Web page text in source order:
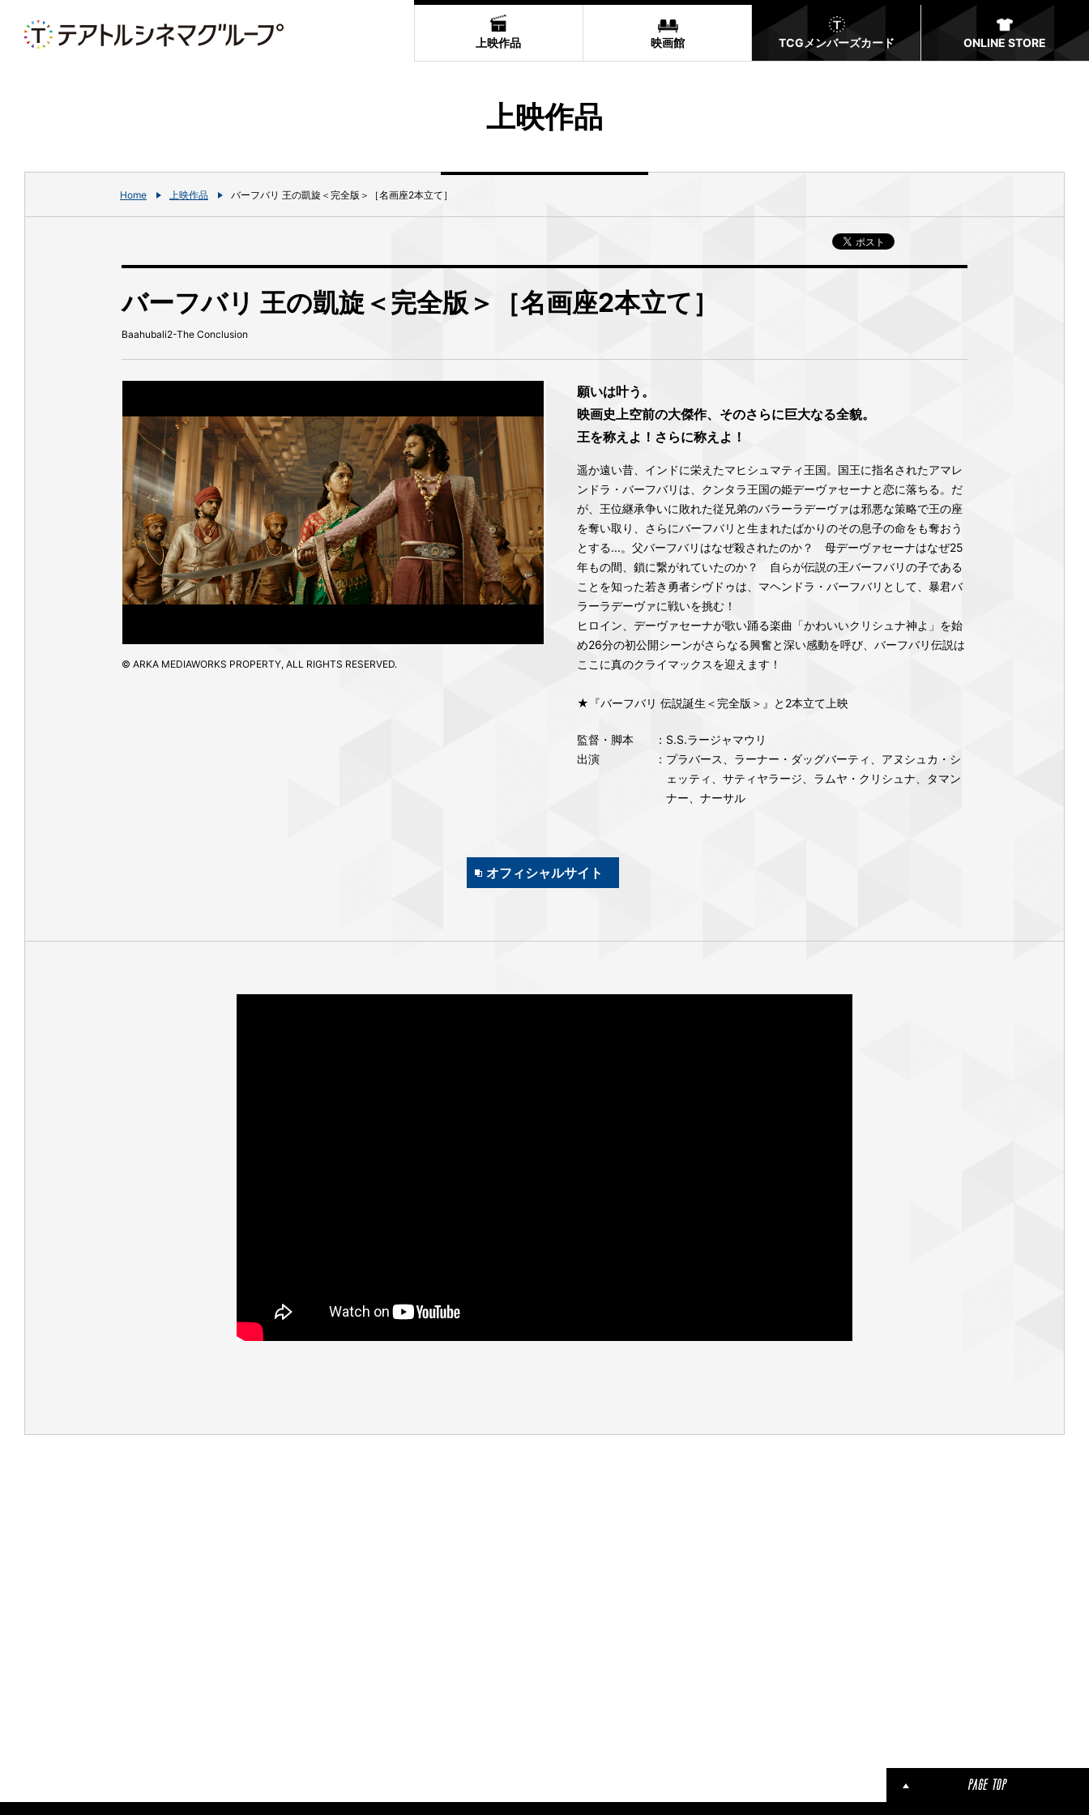
上映作品 映画館 TCGメンバーズカード ONLINE STORE
上映作品
Home 上映作品 バーフバリ 王の凱旋＜完全版＞［名画座2本立て］
バーフバリ 王の凱旋＜完全版＞［名画座2本立て］
Baahubali2-The Conclusion
© ARKA MEDIAWORKS PROPERTY, ALL RIGHTS RESERVED.
願いは叶う。
映画史上空前の大傑作、そのさらに巨大なる全貌。
王を称えよ！さらに称えよ！
遥か遠い昔、インドに栄えたマヒシュマティ王国。国王に指名されたアマレ
ンドラ・バーフバリは、クンタラ王国の姫デーヴァセーナと恋に落ちる。だ
が、王位継承争いに敗れた従兄弟のバラーラデーヴァは邪悪な策略で王の座
を奪い取り、さらにバーフバリと生まれたばかりのその息子の命をも奪おう
とする...。父バーフバリはなぜ殺されたのか？ 母デーヴァセーナはなぜ25
年もの間、鎖に繋がれていたのか？ 自らが伝説の王バーフバリの子である
ことを知った若き勇者シヴドゥは、マヘンドラ・バーフバリとして、暴君バ
ラーラデーヴァに戦いを挑む！
ヒロイン、デーヴァセーナが歌い踊る楽曲「かわいいクリシュナ神よ」を始
め26分の初公開シーンがさらなる興奮と深い感動を呼び、バーフバリ伝説は
ここに真のクライマックスを迎えます！
★『バーフバリ 伝説誕生＜完全版＞』と2本立て上映
監督・脚本
：S.S.ラージャマウリ
出演
：プラバース、ラーナー・ダッグバーティ、アヌシュカ・シ
ェッティ、サティヤラージ、ラムヤ・クリシュナ、タマン
ナー、ナーサル
オフィシャルサイト